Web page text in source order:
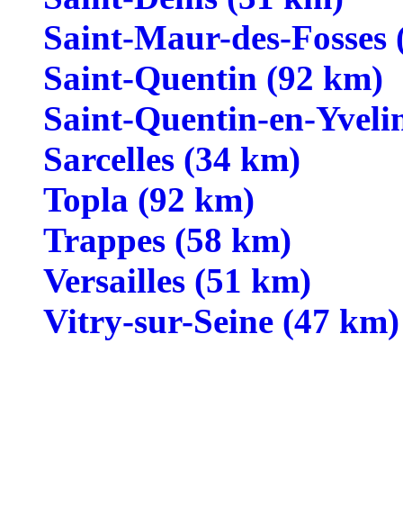
Saint-Maur-des-Fosses
Saint-Quentin (92 km)
Saint-Quentin-en-
Sarcelles (34 km)
Topla (92 km)
Trappes (58 km)
Versailles (51 km)
Vitry-sur-Seine (47 km)